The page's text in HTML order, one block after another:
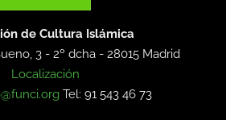
de Cultura Islámica
3 - 2º dcha -28015 Madrid
Localización
Tel: 91 543 46 73